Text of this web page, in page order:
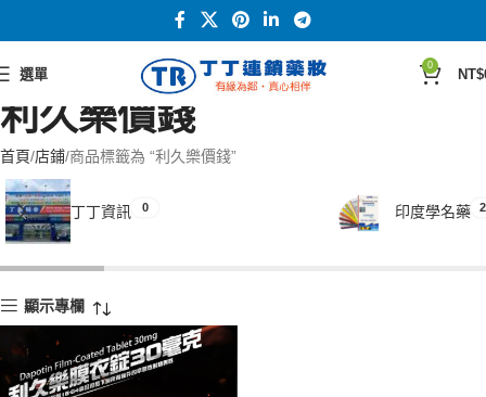
選單
0
NT$
利久樂價錢
首頁 店鋪 商品標籤為 “利久樂價錢”
丁丁資訊 0 印度學名藥
顯示專欄